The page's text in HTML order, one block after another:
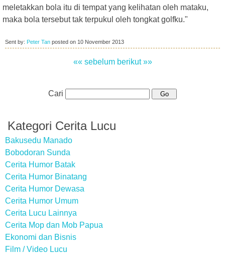
meletakkan bola itu di tempat yang kelihatan oleh mataku,
maka bola tersebut tak terpukul oleh tongkat golfku."
Sent by: Peter Tan posted on 10 November 2013
«« sebelum berikut »»
Cari
Kategori Cerita Lucu
Bakusedu Manado
Bobodoran Sunda
Cerita Humor Batak
Cerita Humor Binatang
Cerita Humor Dewasa
Cerita Humor Umum
Cerita Lucu Lainnya
Cerita Mop dan Mob Papua
Ekonomi dan Bisnis
Film / Video Lucu